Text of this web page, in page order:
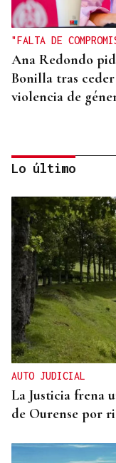
"FALTA DE
Ana Redondo
Bonilla tras
violencia de
CRECIMIENTO
Gráfico | España
tras alcanzar un
Lo último
AUTO JUDICIAL
La Justicia frena
de Ourense por